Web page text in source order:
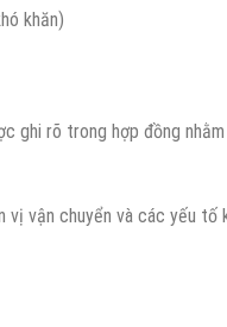
khăn)
rõ trong hợp đồng nhằm
vận chuyển và các yếu